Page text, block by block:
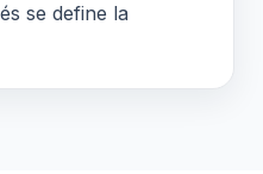
se define la